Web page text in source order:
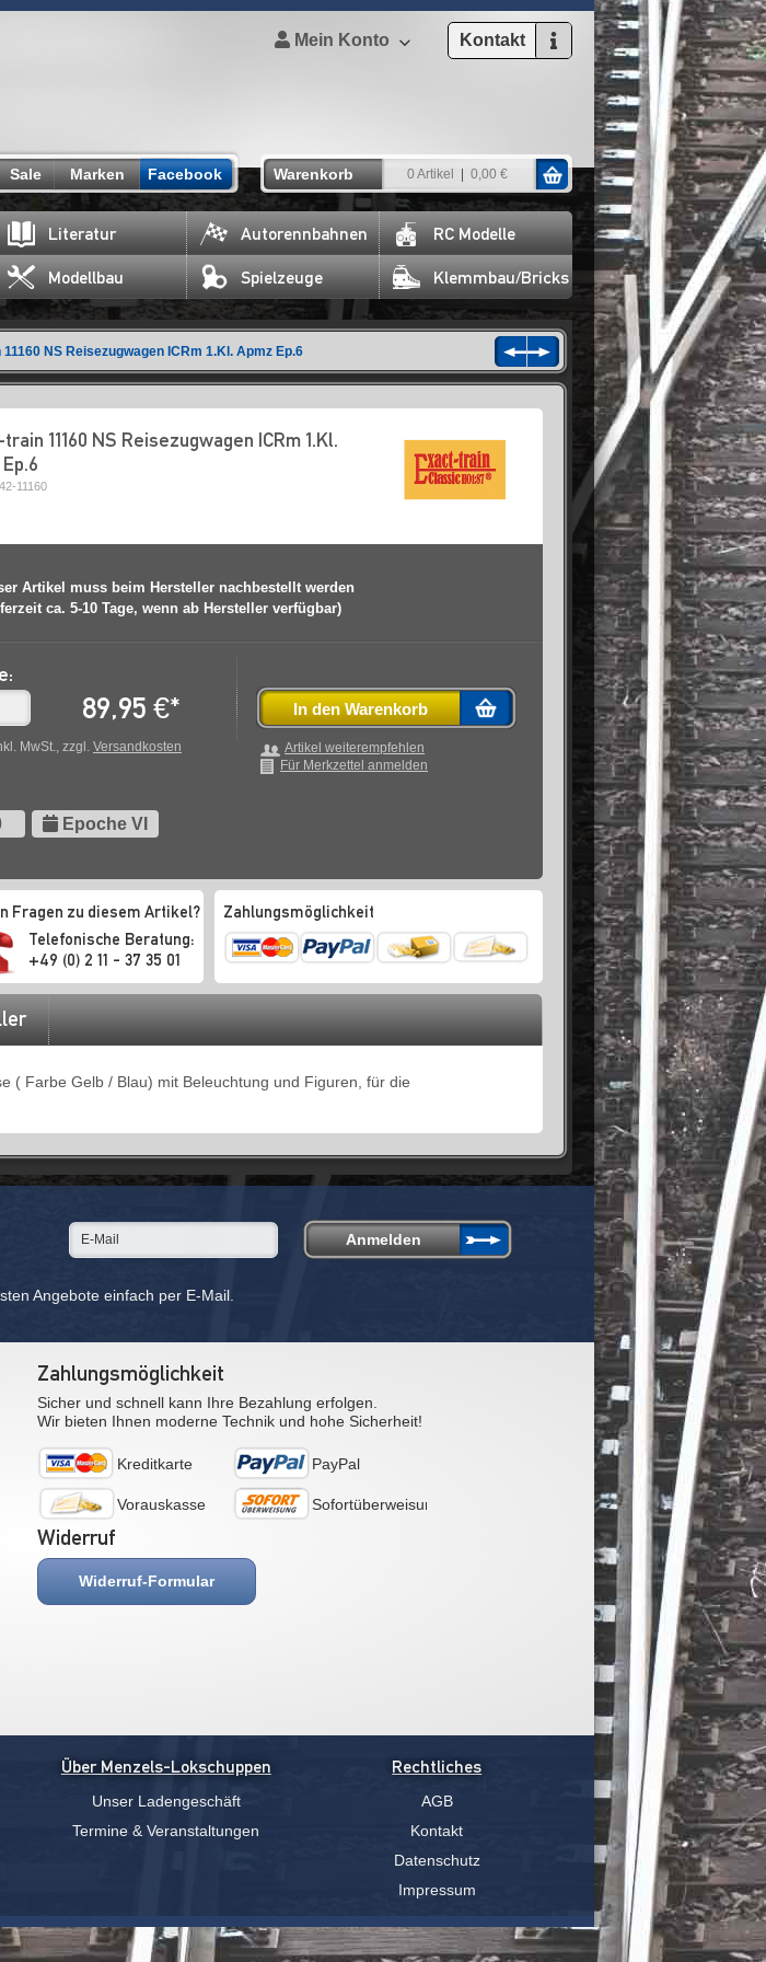
Mein Konto Kontakt
Sale Marken Facebook Warenkorb 0 Artikel 0,00 €
Literatur Autorennbahnen RC Modelle
Modellbau Spielzeuge Klemmbau/Bricks
NS Reisezugwagen ICRm 1.Kl. Apmz Ep.6
11160 NS Reisezugwagen ICRm 1.Kl.
11160
Artikel muss beim Hersteller nachbestellt werden
ca. 5-10 Tage, wenn ab Hersteller verfügbar)
89,95 €*
MwSt., zzgl. Versandkosten
In den Warenkorb
Artikel weiterempfehlen
Für Merkzettel anmelden
Epoche VI
Fragen zu diesem Artikel?
Telefonische Beratung:
+49 (0) 2 11 - 37 35 01
Zahlungsmöglichkeit
( Farbe Gelb / Blau) mit Beleuchtung und Figuren, für die
Angebote einfach per E-Mail.
Zahlungsmöglichkeit
Sicher und schnell kann Ihre Bezahlung erfolgen.
Wir bieten Ihnen moderne Technik und hohe Sicherheit!
Kreditkarte PayPal
Vorauskasse Sofortüberweisung
Widerruf
Widerruf-Formular
Über Menzels-Lokschuppen
Unser Ladengeschäft
Termine & Veranstaltungen
Rechtliches
AGB
Kontakt
Datenschutz
Impressum